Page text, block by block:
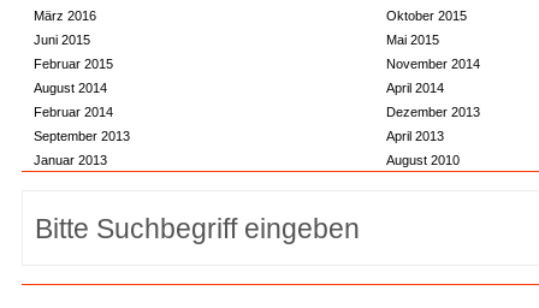
März 2016
Oktober 2015
Juni 2015
Mai 2015
Februar 2015
November 2014
August 2014
April 2014
Februar 2014
Dezember 2013
September 2013
April 2013
Januar 2013
August 2010